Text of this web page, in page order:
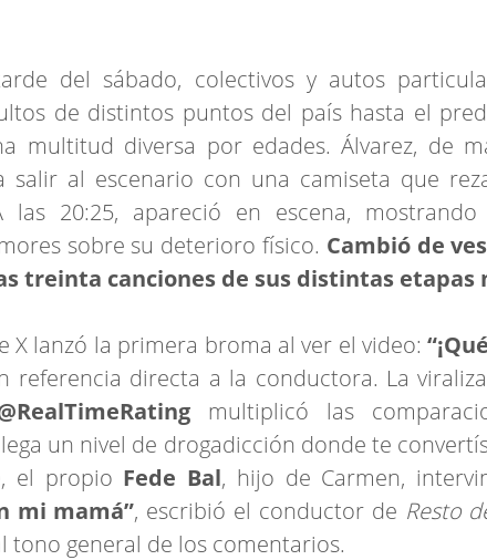
del sábado, colectivos y autos
de distintos puntos del país hasta el
multitud diversa por edades. Álvarez, de
salir al escenario con una camiseta que
las 20:25, apareció en escena,
sobre su deterioro físico. Cambió de
treinta canciones de sus distintas etapas
X lanzó la primera broma al ver el video:
referencia directa a la conductora. La
multiplicó las
un nivel de drogadicción donde te
el propio Fede Bal, hijo de Carmen,
mi mamá”, escribió el conductor de Resto
tono general de los comentarios.